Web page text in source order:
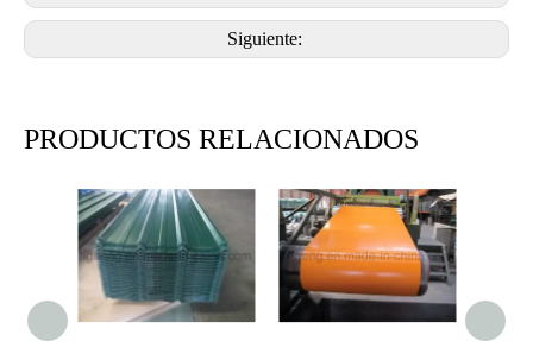
Siguiente:
PRODUCTOS RELACIONADOS